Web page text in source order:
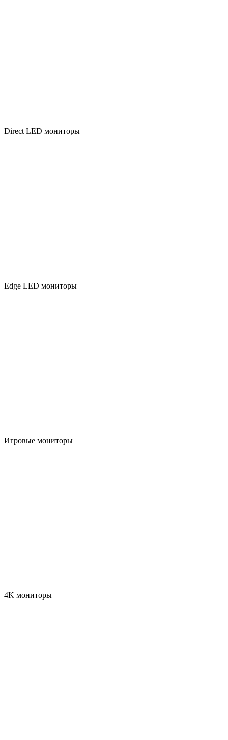
Direct LED мониторы
Edge LED мониторы
Игровые мониторы
4K мониторы